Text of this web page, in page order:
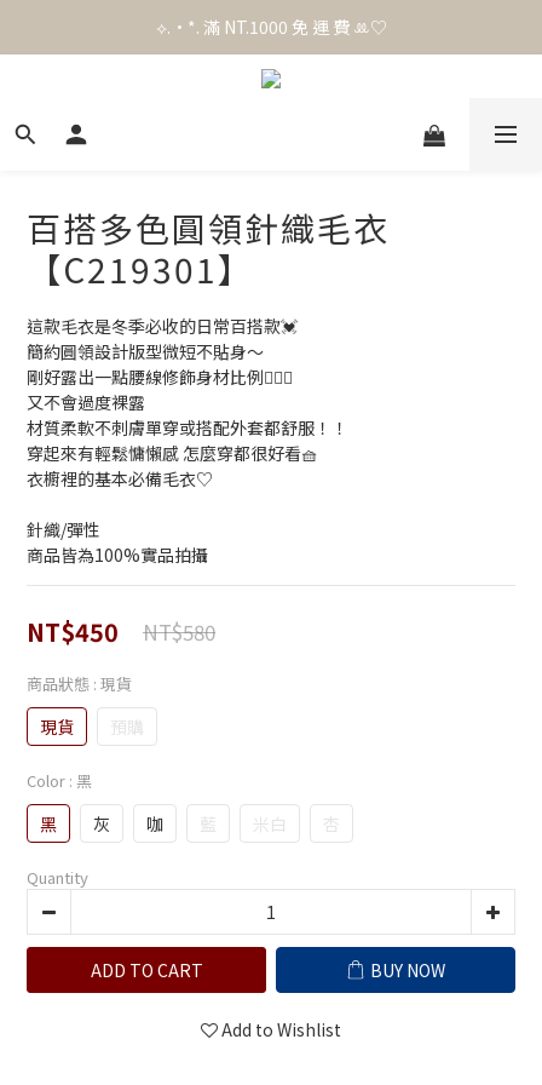
官 網 加 入 會 員 贈 50 元 購 物 金 .ᐟ.ᐟ.ᐟ
⟡.·*. 滿 NT.1000 免 運 費 ꔛ♡
官 網 加 入 會 員 贈 50 元 購 物 金 .ᐟ.ᐟ.ᐟ
百搭多色圓領針織毛衣
【C219301】
這款毛衣是冬季必收的日常百搭款💓
簡約圓領設計版型微短不貼身～
剛好露出一點腰線修飾身材比例🙆🏻‍♀️
又不會過度裸露
材質柔軟不刺膚單穿或搭配外套都舒服！！
穿起來有輕鬆慵懶感 怎麼穿都很好看🧺
衣櫥裡的基本必備毛衣♡
針織/彈性
商品皆為100%實品拍攝
NT$450 NT$580
商品狀態 : 現貨
現貨 預購
Color : 黑
黑 灰 咖 藍 米白 杏
Quantity
ADD TO CART BUY NOW
Add to Wishlist